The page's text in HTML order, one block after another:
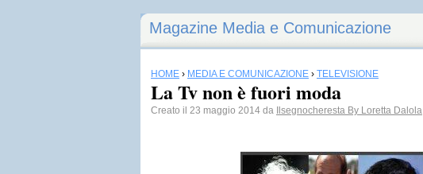
Magazine Media e Comunicazione
HOME › MEDIA E COMUNICAZIONE › TELEVISIONE
La Tv non è fuori moda
Creato il 23 maggio 2014 da Ilsegnocheresta By Loretta Dalola